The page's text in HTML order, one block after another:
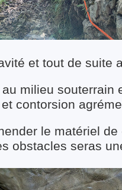
et tout de suite
milieu souterrain
contorsion
le matériel
obstacles seras